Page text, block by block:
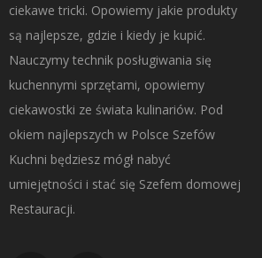
ciekawe tricki. Opowiemy jakie produkty
są najlepsze, gdzie i kiedy je kupić.
Nauczymy technik posługiwania się
kuchennymi sprzętami, opowiemy
ciekawostki ze świata kulinariów. Pod
okiem najlepszych w Polsce Szefów
Kuchni będziesz mógł nabyć
umiejętności i stać się Szefem domowej
Restauracji.